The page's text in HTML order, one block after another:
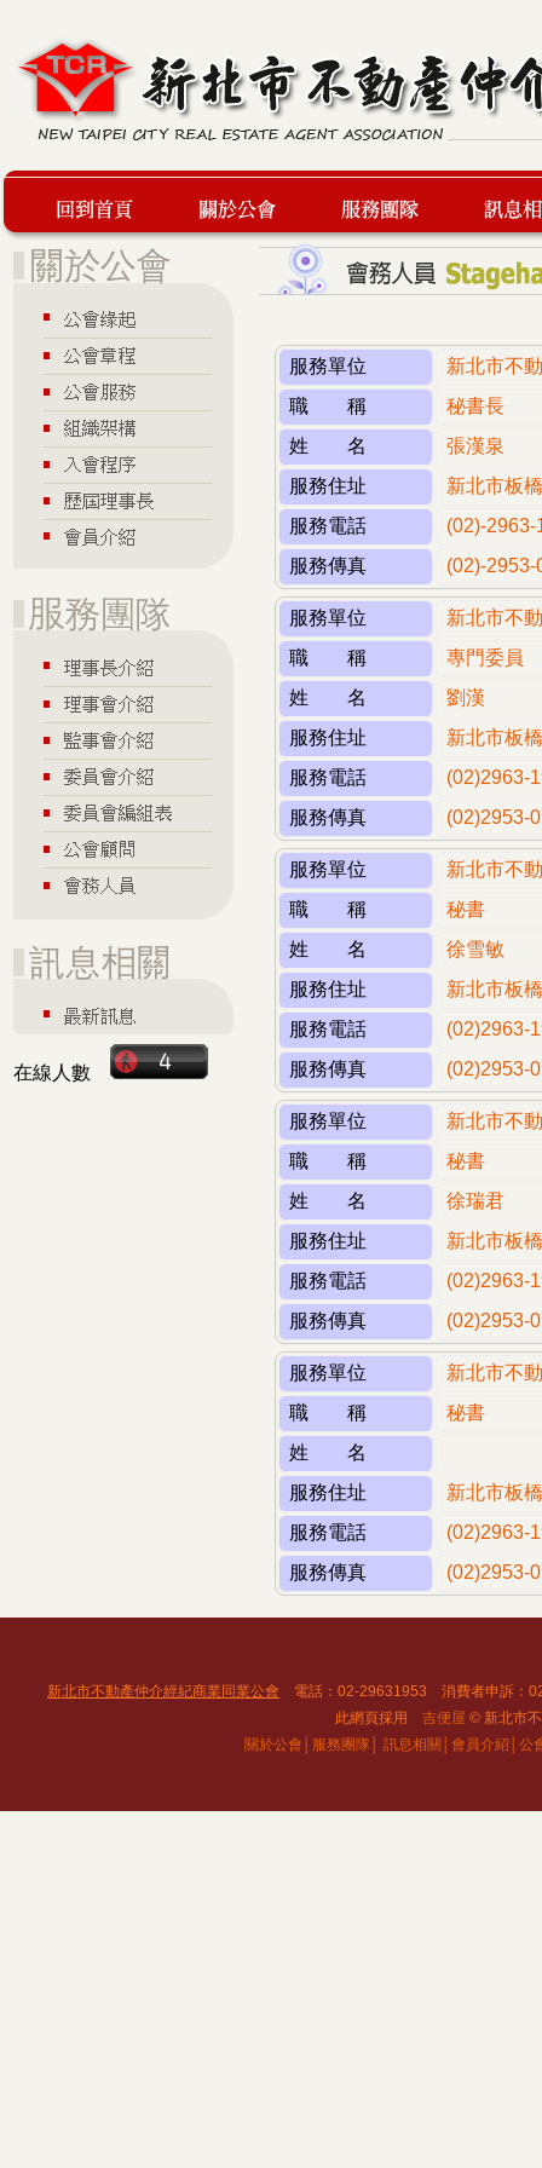
服務團隊 最新訊息
在線人數
服務單位
新北市不
職 稱
秘書長
姓 名
張漢泉
服務住址
新北市板
服務電話
(02)-2963-
服務傳真
(02)-2953-
服務單位
新北市不
職 稱
專門委員
姓 名
劉漢
服務住址
新北市板
服務電話
服務傳真
(02)2953-
服務單位
新北市不
職 稱
秘書
姓 名
徐雪敏
服務住址
新北市板
服務電話
服務傳真
(02)2953-
服務單位
新北市不
職 稱
秘書
姓 名
徐瑞君
服務住址
新北市板
服務電話
(02)2963-
服務傳真
(02)2953-
服務單位
新北市不
職 稱
秘書
姓 名
服務住址
新北市板
服務電話
服務傳真
(02)2953-
新北市不動產仲介經紀商業同業公會 電話：02-29631953 消費者申訴：
此網頁採用 吉便屋 © 新北市
關於公會│ 服務團隊│ 訊息相關│ 會員介紹│ 公